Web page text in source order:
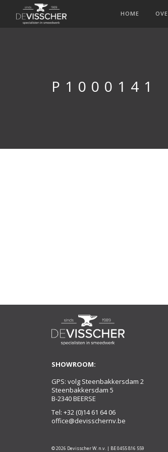
HOME
P1000141
SHOWROOM:
GPS: volg Steenbakkersdam 2
Steenbakkersdam 5
B-2340 BEERSE
Tel: +32 (0)14 61 64 06
office@devisschernv.be
© 2026 Devisscher W. n.v. | BE 0455 816 559